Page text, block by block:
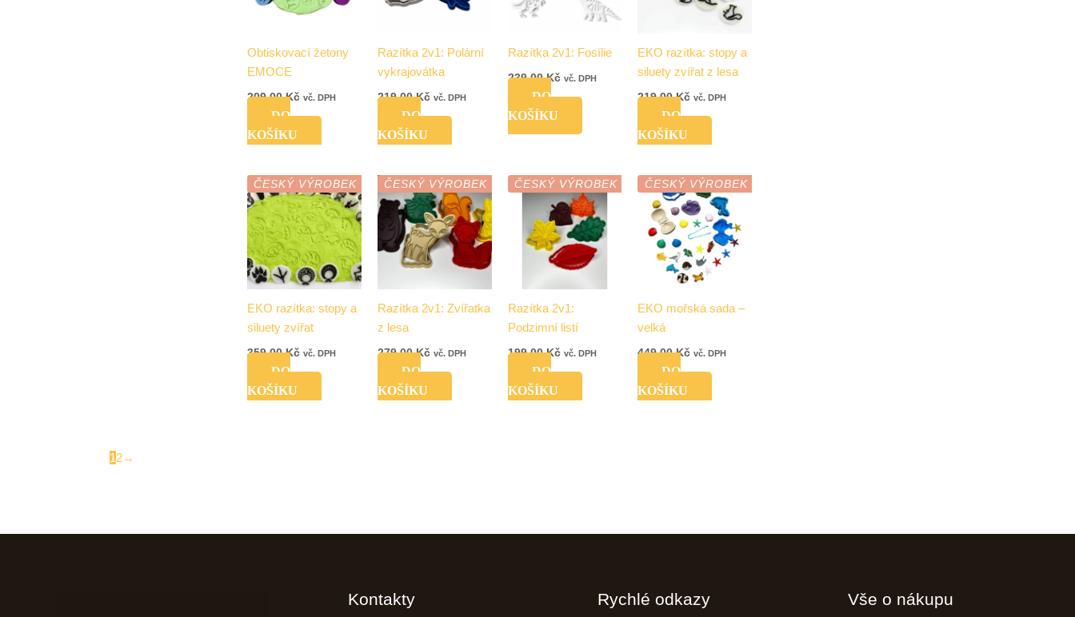
Obtiskovací žetony
EMOCE
209,00Kč vč. DPH
DO
KOŠÍKU
Razítka 2v1: Polární
vykrajovátka
219,00Kč vč. DPH
DO
KOŠÍKU
Razítka 2v1: Fosílie
239,00Kč vč. DPH
DO
KOŠÍKU
EKO razítka: stopy a
siluety zvířat z lesa
219,00Kč vč. DPH
DO
KOŠÍKU
ČESKÝ VÝROBEK
EKO razítka: stopy a
siluety zvířat
359,00Kč vč. DPH
DO
KOŠÍKU
ČESKÝ VÝROBEK
Razítka 2v1: Zvířatka
z lesa
279,00Kč vč. DPH
DO
KOŠÍKU
ČESKÝ VÝROBEK
Razítka 2v1:
Podzimní listí
199,00Kč vč. DPH
DO
KOŠÍKU
ČESKÝ VÝROBEK
EKO mořská sada –
velká
449,00Kč vč. DPH
DO
KOŠÍKU
12→
Kontakty Rychlé odkazy Vše o nákupu